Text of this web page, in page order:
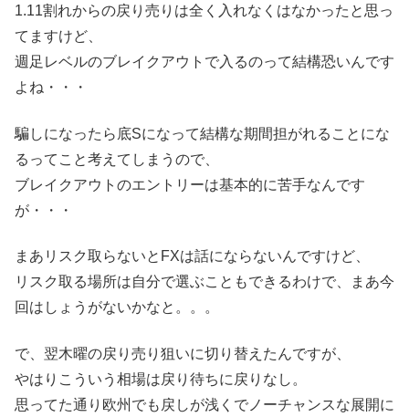
1.11割れからの戻り売りは全く入れなくはなかったと思っ
てますけど、
週足レベルのブレイクアウトで入るのって結構恐いんです
よね・・・
騙しになったら底Sになって結構な期間担がれることにな
るってこと考えてしまうので、
ブレイクアウトのエントリーは基本的に苦手なんです
が・・・
まあリスク取らないとFXは話にならないんですけど、
リスク取る場所は自分で選ぶこともできるわけで、まあ今
回はしょうがないかなと。。。
で、翌木曜の戻り売り狙いに切り替えたんですが、
やはりこういう相場は戻り待ちに戻りなし。
思ってた通り欧州でも戻しが浅くでノーチャンスな展開に